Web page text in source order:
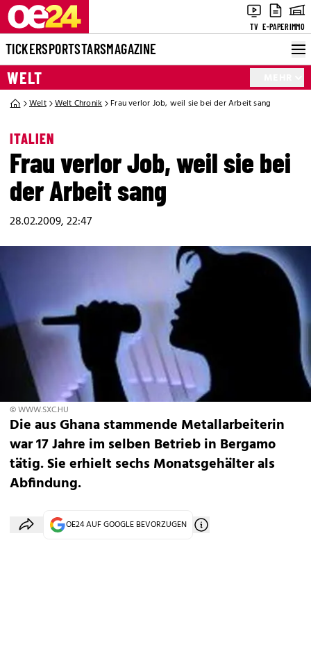
TV E-PAPERIMMO
TICKERSPORTSTARSMAGAZINE
WELT
Welt Welt Chronik Frau verlor Job, weil sie bei der Arbeit sang
ITALIEN
Frau verlor Job, weil sie bei
der Arbeit sang
28.02.2009, 22:47
© WWW.SXC.HU
Die aus Ghana stammende Metallarbeiterin
war 17 Jahre im selben Betrieb in Bergamo
tätig. Sie erhielt sechs Monatsgehälter als
Abfindung.
OE24 AUF GOOGLE BEVORZUGEN